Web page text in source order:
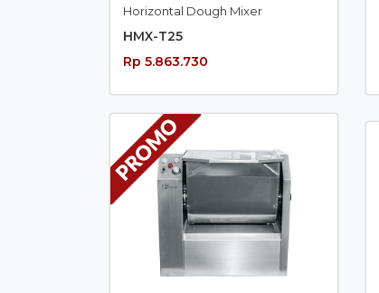
Horizontal Dough Mixer
HMX-T25
Rp 5.863.730